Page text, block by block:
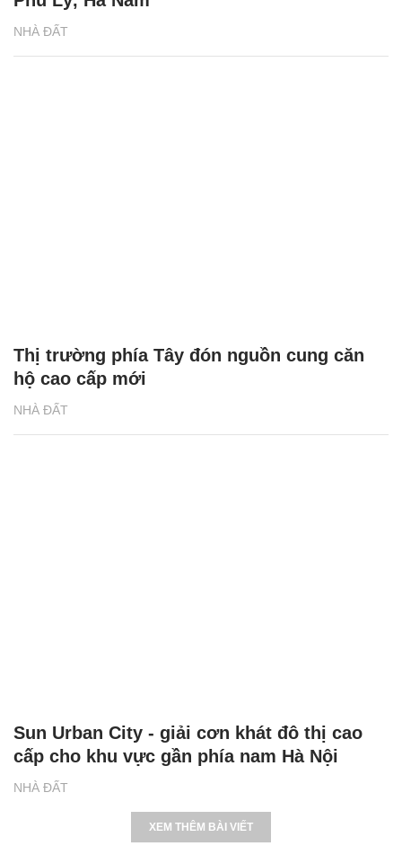
NHÀ ĐẤT
NHÀ ĐẤT
Thị trường phía Tây đón nguồn cung căn
hộ cao cấp mới
NHÀ ĐẤT
Sun Urban City - giải cơn khát đô thị cao
cấp cho khu vực gần phía nam Hà Nội
XEM THÊM BÀI VIẾT